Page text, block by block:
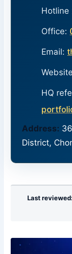
Hotline
Office:
Email:
HQ
Address:
District,
Last reviewed: